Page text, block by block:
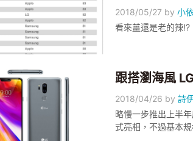
2018/05/27 by小
看來薑還是老的辣!?
跟搭瀏海風
2018/04/26 by詩
略慢一步推出上半
式亮相，不過基本